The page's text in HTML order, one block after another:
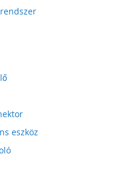
eszköz